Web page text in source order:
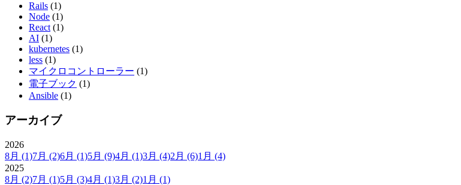
Rails (1)
Node (1)
React (1)
AI (1)
kubernetes (1)
less (1)
マイクロコントローラー (1)
電子ブック (1)
Ansible (1)
アーカイブ
2026
8月 (1)7月 (2)6月 (1)5月 (9)4月 (1)3月 (4)2月 (6)1月 (4)
2025
8月 (2)7月 (1)5月 (3)4月 (1)3月 (2)1月 (1)